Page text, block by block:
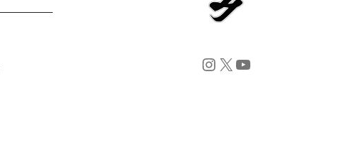
InstagramX YouTube